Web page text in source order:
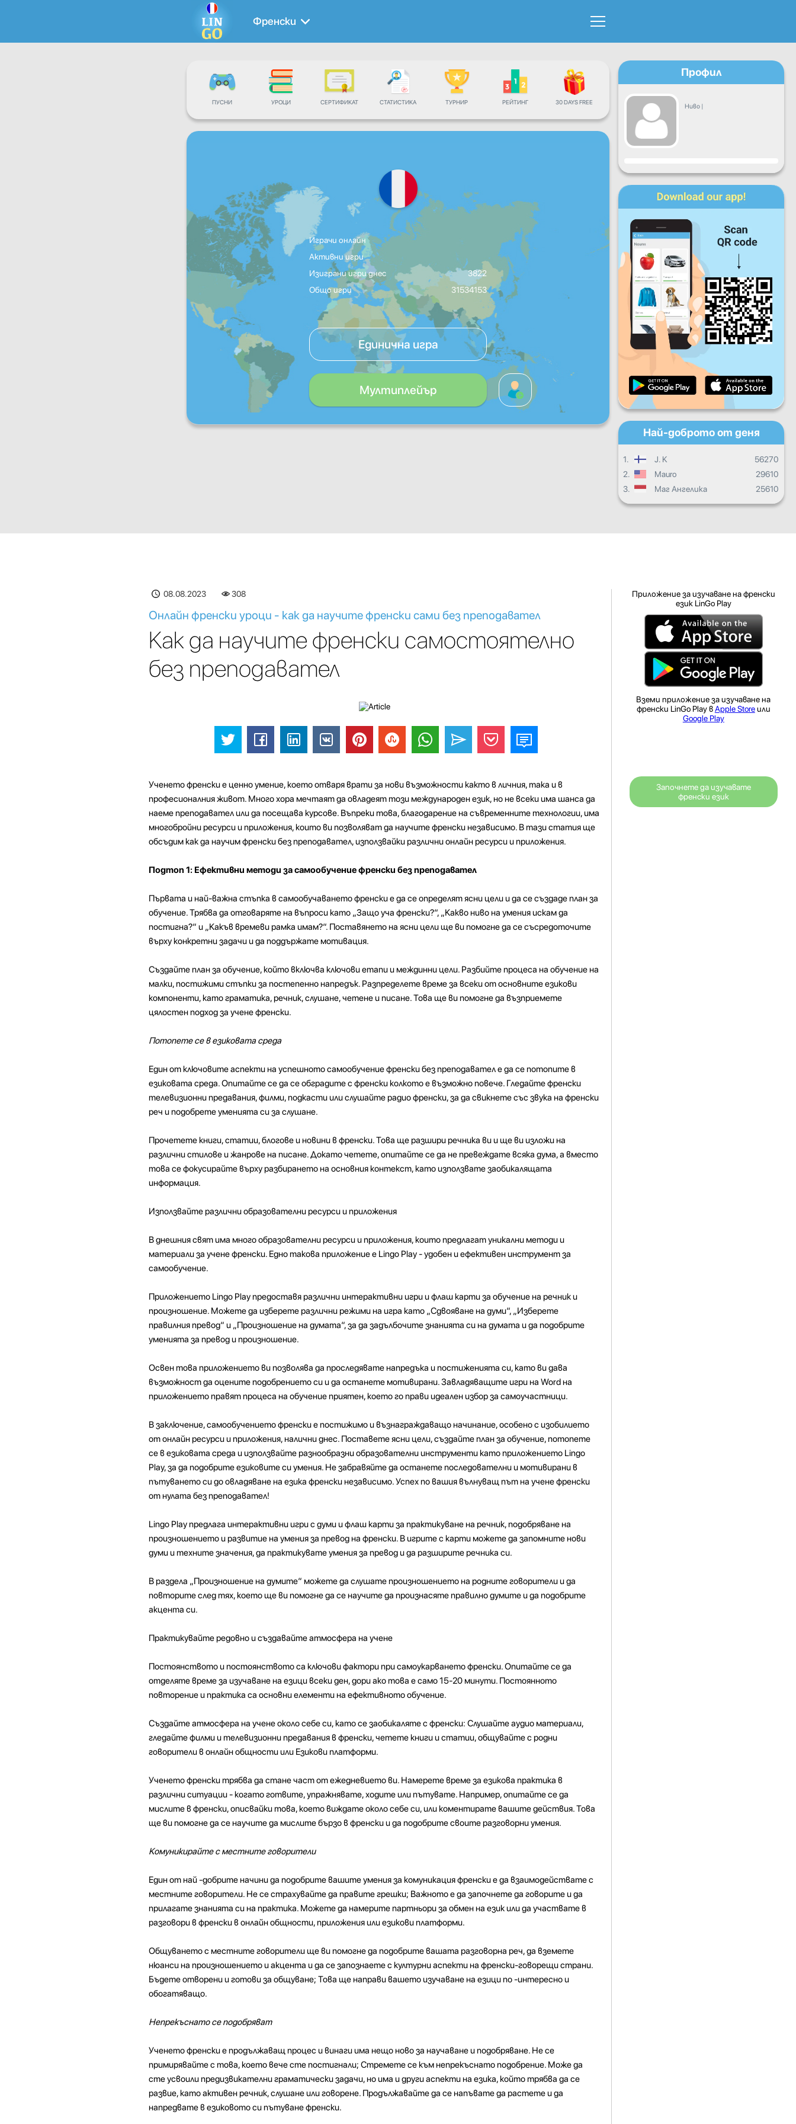
Френски
ПУСНИ УРОЦИ СЕРТИФИКАТ СТАТИСТИКА ТУРНИР РЕЙТИНГ 30 DAYS FREE
Играчи онлайн
Активни игри
Изиграни игри днес
3822
Общо игри
31534153
Единична игра
Мултиплейър
Профил
Ниво |
Прогрес
Пон Сря Чет
Съб Нед
Дневен прогрес
Месечен прогрес
Общ прогрес
Най-доброто от деня
1. J. K
56270
2.
Mauro
29610
3.
Маг Ангелика 25610
08.08.2023 308
Онлайн френски уроци - как да научите френски сами без преподавател
Как да научите френски самостоятелно
без преподавател
Ученето френски е ценно умение, което отваря врати за нови възможности както в личния, така и в
професионалния живот. Много хора мечтаят да овладеят този международен език, но не всеки има шанса да
наеме преподавател или да посещава курсове. Въпреки това, благодарение на съвременните технологии, има
многобройни ресурси и приложения, които ви позволяват да научите френски независимо. В тази статия ще
обсъдим как да научим френски без преподавател, използвайки различни онлайн ресурси и приложения.
Подтоп 1: Ефективни методи за самообучение френски без преподавател
Първата и най-важна стъпка в самообучаването френски е да се определят ясни цели и да се създаде план за
обучение. Трябва да отговаряте на въпроси като „Защо уча френски?“, „Какво ниво на умения искам да
постигна?“ и „Какъв времеви рамка имам?“. Поставянето на ясни цели ще ви помогне да се съсредоточите
върху конкретни задачи и да поддържате мотивация.
Създайте план за обучение, който включва ключови етапи и междинни цели. Разбийте процеса на обучение на
малки, постижими стъпки за постепенно напредък. Разпределете време за всеки от основните езикови
компоненти, като граматика, речник, слушане, четене и писане. Това ще ви помогне да възприемете
цялостен подход за учене френски.
Потопете се в езиковата среда
Един от ключовите аспекти на успешното самообучение френски без преподавател е да се потопите в
езиковата среда. Опитайте се да се обградите с френски колкото е възможно повече. Гледайте френски
телевизионни предавания, филми, подкасти или слушайте радио френски, за да свикнете със звука на френски
реч и подобрете уменията си за слушане.
Прочетете книги, статии, блогове и новини в френски. Това ще разшири речника ви и ще ви изложи на
различни стилове и жанрове на писане. Докато четете, опитайте се да не превеждате всяка дума, а вместо
това се фокусирайте върху разбирането на основния контекст, като използвате заобикалящата
информация.
Използвайте различни образователни ресурси и приложения
В днешния свят има много образователни ресурси и приложения, които предлагат уникални методи и
материали за учене френски. Едно такова приложение е Lingo Play - удобен и ефективен инструмент за
самообучение.
Приложението Lingo Play предоставя различни интерактивни игри и флаш карти за обучение на речник и
произношение. Можете да изберете различни режими на игра като „Сдвояване на думи“, „Изберете
правилния превод“ и „Произношение на думата“, за да задълбочите знанията си на думата и да подобрите
уменията за превод и произношение.
Освен това приложението ви позволява да проследявате напредъка и постиженията си, като ви дава
възможност да оцените подобрението си и да останете мотивирани. Завладяващите игри на Word на
приложението правят процеса на обучение приятен, което го прави идеален избор за самоучастници.
В заключение, самообучението френски е постижимо и възнаграждаващо начинание, особено с изобилието
от онлайн ресурси и приложения, налични днес. Поставете ясни цели, създайте план за обучение, потопете
се в езиковата среда и използвайте разнообразни образователни инструменти като приложението Lingo
Play, за да подобрите езиковите си умения. Не забравяйте да останете последователни и мотивирани в
пътуването си до овладяване на езика френски независимо. Успех по вашия вълнуващ път на учене френски
от нулата без преподавател!
Lingo Play предлага интерактивни игри с думи и флаш карти за практикуване на речник, подобряване на
произношението и развитие на умения за превод на френски. В игрите с карти можете да запомните нови
думи и техните значения, да практикувате умения за превод и да разширите речника си.
В раздела „Произношение на думите“ можете да слушате произношението на родните говорители и да
повторите след тях, което ще ви помогне да се научите да произнасяте правилно думите и да подобрите
акцента си.
Практикувайте редовно и създавайте атмосфера на учене
Постоянството и постоянството са ключови фактори при самоукарването френски. Опитайте се да
отделяте време за изучаване на езици всеки ден, дори ако това е само 15-20 минути. Постоянното
повторение и практика са основни елементи на ефективното обучение.
Създайте атмосфера на учене около себе си, като се заобикаляте с френски: Слушайте аудио материали,
гледайте филми и телевизионни предавания в френски, четете книги и статии, общувайте с родни
говорители в онлайн общности или Езикови платформи.
Ученето френски трябва да стане част от ежедневието ви. Намерете време за езикова практика в
различни ситуации - когато готвите, упражнявате, ходите или пътувате. Например, опитайте се да
мислите в френски, описвайки това, което виждате около себе си, или коментирате вашите действия. Това
ще ви помогне да се научите да мислите бързо в френски и да подобрите своите разговорни умения.
Комуникирайте с местните говорители
Един от най -добрите начини да подобрите вашите умения за комуникация френски е да взаимодействате с
местните говорители. Не се страхувайте да правите грешки; Важното е да започнете да говорите и да
прилагате знанията си на практика. Можете да намерите партньори за обмен на език или да участвате в
разговори в френски в онлайн общности, приложения или езикови платформи.
Общуването с местните говорители ще ви помогне да подобрите вашата разговорна реч, да вземете
нюанси на произношението и акцента и да се запознаете с културни аспекти на френски-говорещи страни.
Бъдете отворени и готови за общуване; Това ще направи вашето изучаване на езици по -интересно и
обогатяващо.
Непрекъснато се подобряват
Ученето френски е продължаващ процес и винаги има нещо ново за научаване и подобряване. Не се
примирявайте с това, което вече сте постигнали; Стремете се към непрекъснато подобрение. Може да
сте усвоили предизвикателни граматически задачи, но има и други аспекти на езика, който трябва да се
развие, като активен речник, слушане или говорене. Продължавайте да се напъвате да растете и да
напредвате в езиковото си пътуване френски.
Приложение за изучаване на френски
език LinGo Play
Вземи приложение за изучаване на
френски LinGo Play вApple Storeили
Google Play
Започнете да изучавате
френски език